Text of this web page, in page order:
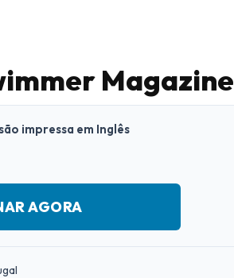
Magazine
impressa em Inglês
AGORA